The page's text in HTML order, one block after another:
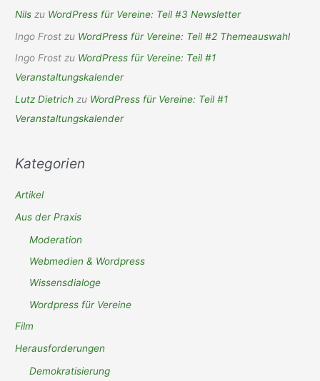
Nils zu WordPress für Vereine: Teil #3 Newsletter
Ingo Frost zu WordPress für Vereine: Teil #2 Themeauswahl
Ingo Frost zu WordPress für Vereine: Teil #1
Veranstaltungskalender
Lutz Dietrich zu WordPress für Vereine: Teil #1
Veranstaltungskalender
Kategorien
Artikel
Aus der Praxis
Moderation
Webmedien & Wordpress
Wissensdialoge
Wordpress für Vereine
Film
Herausforderungen
Demokratisierung